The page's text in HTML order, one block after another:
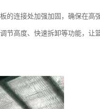
连接处加强加固，确保在高
节高度、快速拆卸等功能，让